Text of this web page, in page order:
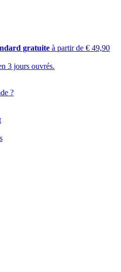
gratuite à partir de € 49,90
3 jours ouvrés.
?